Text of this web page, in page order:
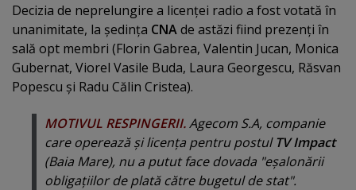
Decizia de neprelungire a licenţei radio a fost votată în
unanimitate, la şedinţa CNAde astăzi fiind prezenţi în
sală opt membri (Florin Gabrea, Valentin Jucan, Monica
Gubernat, Viorel Vasile Buda, Laura Georgescu, Răsvan
Popescu şi Radu Călin Cristea).
MOTIVUL RESPINGERII.Agecom S.A, companie
care operează şi licenţa pentru postul TV Impact
(Baia Mare), nu a putut face dovada "eşalonării
obligaţiilor de plată către bugetul de stat".